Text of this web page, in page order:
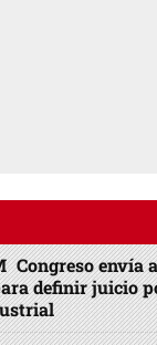
Congreso envía
definir juicio